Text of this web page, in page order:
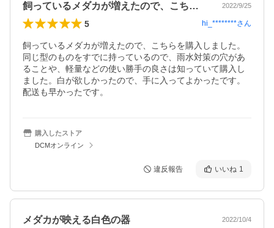
飼っているメダカが増えたので、こちらを… 2022/9/25
5 hi_********さん
飼っているメダカが増えたので、こちらを購入しました。
同じ型のものをすでに持っているので、雨水対策の穴があ
ることや、軽量などの使い勝手の良さは知っていて購入し
ました。白が欲しかったので、手に入ってよかったです。
配送も早かったです。
購入したストア
DCMオンライン
違反報告 いいね 1
メダカが映える白色の器 2022/10/4